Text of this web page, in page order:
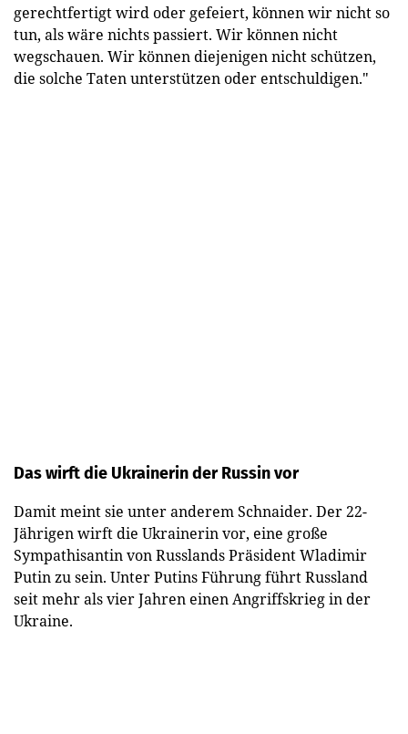
gerechtfertigt wird oder gefeiert, können wir nicht so
tun, als wäre nichts passiert. Wir können nicht
wegschauen. Wir können diejenigen nicht schützen,
die solche Taten unterstützen oder entschuldigen."
Das wirft die Ukrainerin der Russin vor
Damit meint sie unter anderem Schnaider. Der 22-
Jährigen wirft die Ukrainerin vor, eine große
Sympathisantin von Russlands Präsident Wladimir
Putin zu sein. Unter Putins Führung führt Russland
seit mehr als vier Jahren einen Angriffskrieg in der
Ukraine.